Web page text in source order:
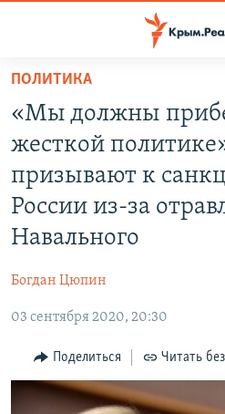
Вернуться
основному
содержанию
главной
навигации
СПЕЦПРОЕКТЫ
ИСТОРИЯ
ЕЩЕ
ТЕЛЕПРОЕКТ КРЫМ.РЕАЛИИ
СОВЕТЫ ПРАВОЗАЩИТНИКОВ
ПРОПАВШИЕ БЕЗ ВЕСТИ
ПОЛИТИКА
«Мы должны
жесткой
призывают к
России из-за
Навального
Богдан Цюпин
03 сентября 2020, 20:30
Поделиться Читать